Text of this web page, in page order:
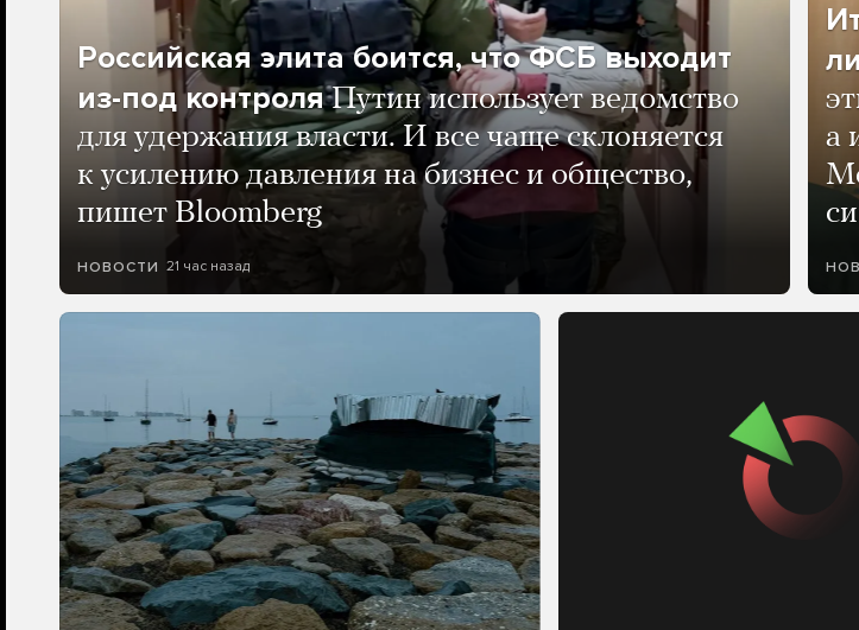
Российская элита боится, что ФСБ выходит
из-под контроля Путин использует ведомство
для удержания власти. И все чаще склоняется
к усилению давления на бизнес и общество,
пишет Bloomberg
НОВОСТИ 21 час назад
а